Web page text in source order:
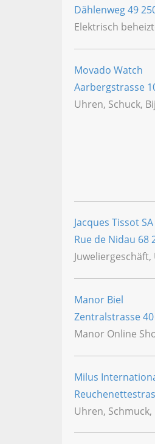
Dählenweg 49
Elektrisch
Movado Watch
Aarbergstrasse
Uhren, Schuck,
Jacques Tissot SA
Rue de Nidau 68
Manor Biel
Zentralstrasse 40
Manor Online
Milus
Uhren,